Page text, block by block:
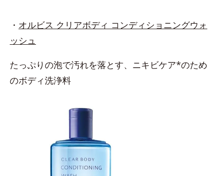
・ オルビス クリアボディ コンディショニングウォ
ッシュ
たっぷりの泡で汚れを落とす、ニキビケア*のため
のボディ洗浄料